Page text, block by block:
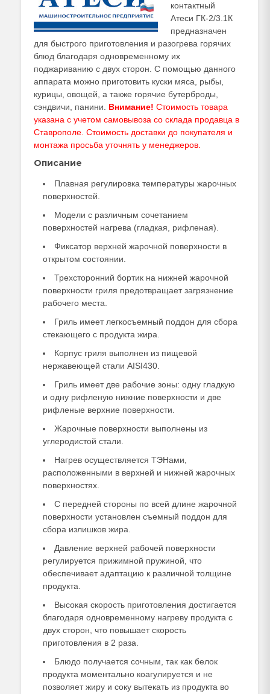
контактный
Атеси ГК-2/3.1К
предназначен
для быстрого приготовления и разогрева горячих
блюд благодаря одновременному их
поджариванию с двух сторон. С помощью данного
аппарата можно приготовить куски мяса, рыбы,
курицы, овощей, а также горячие бутерброды,
сэндвичи, панини. Внимание! Стоимость товара
указана с учетом самовывоза со склада продавца в
Ставрополе. Стоимость доставки до покупателя и
монтажа просьба уточнять у менеджеров
Описание
Плавная регулировка температуры жарочных
поверхностей.
Модели с различным сочетанием
поверхностей нагрева (гладкая, рифленая).
Фиксатор верхней жарочной поверхности в
открытом состоянии.
Трехсторонний бортик на нижней жарочной
поверхности гриля предотвращает загрязнение
рабочего места.
Гриль имеет легкосъемный поддон для сбора
стекающего с продукта жира.
Корпус гриля выполнен из пищевой
нержавеющей стали AISI430.
Гриль имеет две рабочие зоны: одну гладкую
и одну рифленую нижние поверхности и две
рифленые верхние поверхности.
Жарочные поверхности выполнены из
углеродистой стали.
Нагрев осуществляется ТЭНами,
расположенными в верхней и нижней жарочных
поверхностях.
С передней стороны по всей длине жарочной
поверхности установлен съемный поддон для
сбора излишков жира.
Давление верхней рабочей поверхности
регулируется прижимной пружиной, что
обеспечивает адаптацию к различной толщине
продукта.
Высокая скорость приготовления достигается
благодаря одновременному нагреву продукта с
двух сторон, что повышает скорость
приготовления в 2 раза.
Блюдо получается сочным, так как белок
продукта моментально коагулируется и не
позволяет жиру и соку вытекать из продукта во